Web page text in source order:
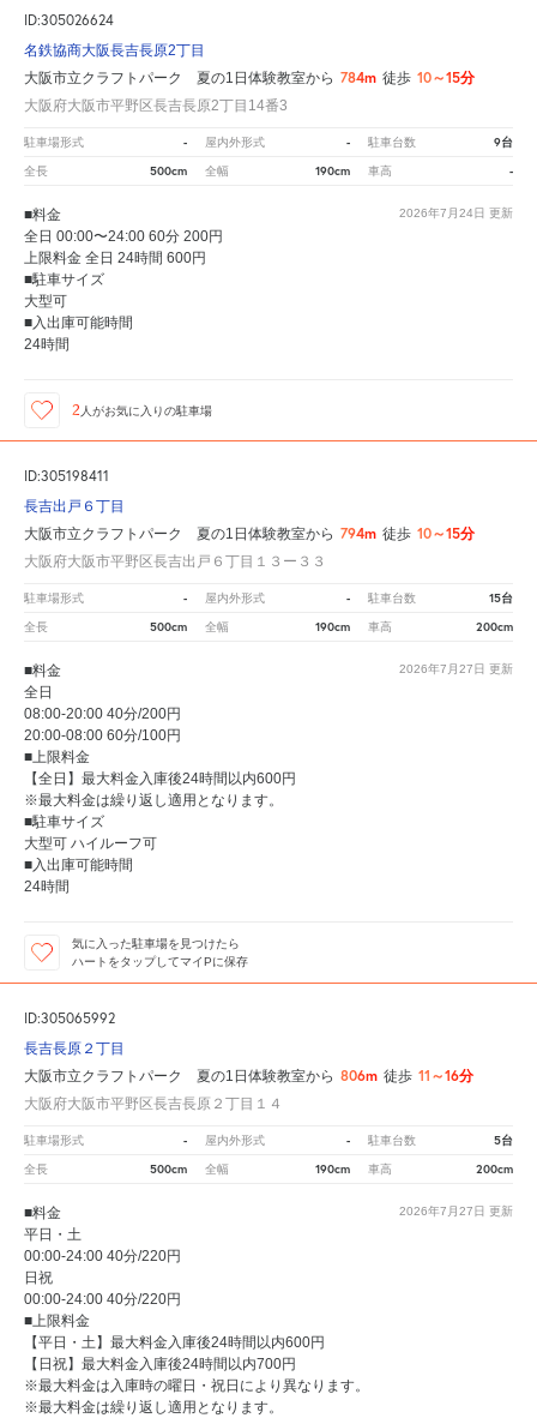
ID:305026624
名鉄協商大阪長吉長原2丁目
大阪市立クラフトパーク 夏の1日体験教室から 784m 徒歩 10～15分
大阪府大阪市平野区長吉長原2丁目14番3
駐車場形式 - 屋内外形式 - 駐車台数 9台
全長 500cm 全幅 190cm 車高 -
2026年7月24日 更新
■料金
全日 00:00〜24:00 60分 200円
上限料金 全日 24時間 600円
■駐車サイズ
大型可
■入出庫可能時間
24時間
2 人がお気に入りの駐車場
ID:305198411
長吉出戸６丁目
大阪市立クラフトパーク 夏の1日体験教室から 794m 徒歩 10～15分
大阪府大阪市平野区長吉出戸６丁目１３ー３３
駐車場形式 - 屋内外形式 - 駐車台数 15台
全長 500cm 全幅 190cm 車高 200cm
2026年7月27日 更新
■料金
全日
08:00-20:00 40分/200円
20:00-08:00 60分/100円
■上限料金
【全日】最大料金入庫後24時間以内600円
※最大料金は繰り返し適用となります。
■駐車サイズ
大型可 ハイルーフ可
■入出庫可能時間
24時間
気に入った駐車場を見つけたら
ハートをタップしてマイPに保存
ID:305065992
長吉長原２丁目
大阪市立クラフトパーク 夏の1日体験教室から 806m 徒歩 11～16分
大阪府大阪市平野区長吉長原２丁目１４
駐車場形式 - 屋内外形式 - 駐車台数 5台
全長 500cm 全幅 190cm 車高 200cm
2026年7月27日 更新
■料金
平日・土
00:00-24:00 40分/220円
日祝
00:00-24:00 40分/220円
■上限料金
【平日・土】最大料金入庫後24時間以内600円
【日祝】最大料金入庫後24時間以内700円
※最大料金は入庫時の曜日・祝日により異なります。
※最大料金は繰り返し適用となります。